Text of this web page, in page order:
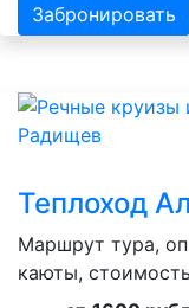
Забронировать
Теплоход
Маршрут тура,
каюты,